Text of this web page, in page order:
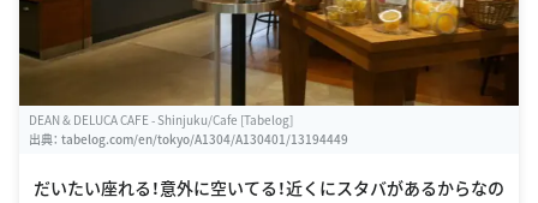
DEAN & DELUCA CAFE - Shinjuku/Cafe [Tabelog]
出典： tabelog.com/en/tokyo/A1304/A130401/13194449
だいたい座れる！意外に空いてる！近くにスタバがあるからなの